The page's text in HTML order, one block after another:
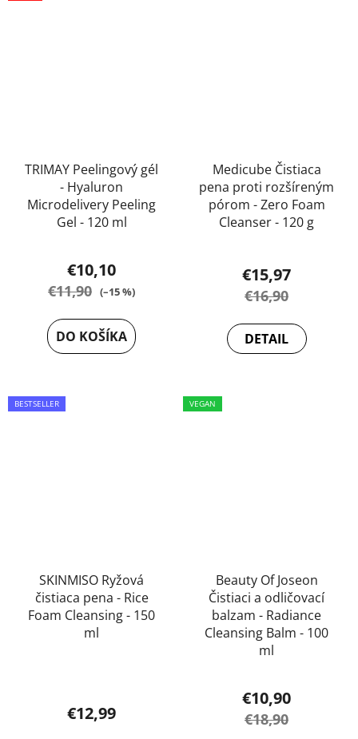
TRIMAY Peelingový gél
- Hyaluron
Microdelivery Peeling
Gel - 120 ml
hodnotenie
produktu
je
5,0
€10,10
€11,90 (–15 %)
DO KOŠÍKA
Medicube Čistiaca
pena proti rozšíreným
pórom - Zero Foam
Cleanser - 120 g
€15,97
€16,90
DETAIL
BESTSELLER
SKINMISO Ryžová
čistiaca pena - Rice
Foam Cleansing - 150
ml
€12,99
VEGAN
Beauty Of Joseon
Čistiaci a odličovací
balzam - Radiance
Cleansing Balm - 100
ml
hodnotenie
produktu
€10,90
€18,90